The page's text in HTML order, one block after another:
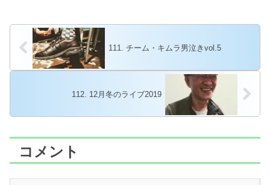
111. チーム・キムラ男泣きvol.5
112. 12月冬のライブ2019
コメント